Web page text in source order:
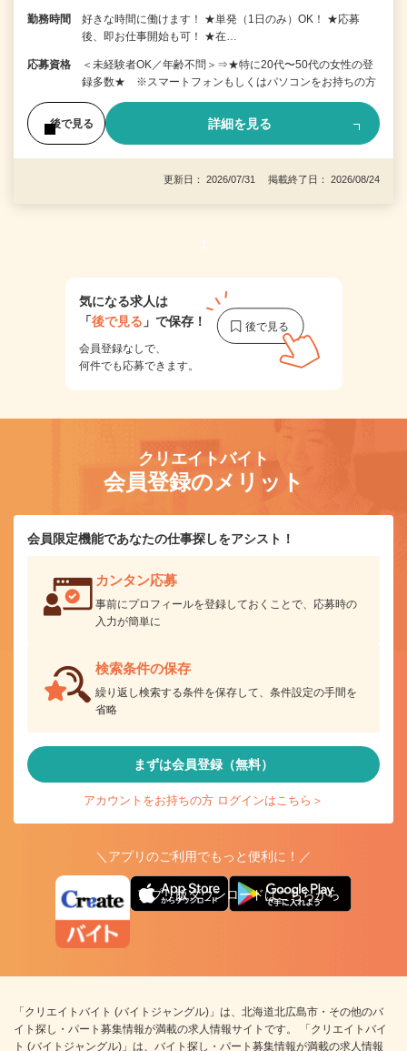
勤務時間
好きな時間に働けます！ ★単発（1日のみ）OK！ ★応募
後、即お仕事開始も可！ ★在…
応募資格
＜未経験者OK／年齢不問＞⇒★特に20代〜50代の女性の登
録多数★ ※スマートフォンもしくはパソコンをお持ちの方
後で見る 詳細を見る
更新日： 2026/07/31 掲載終了日： 2026/08/24
1
気になる求人は
「後で見る 」で保存！
会員登録なしで、
何件でも応募できます。
クリエイトバイト
会員登録のメリット
会員限定機能であなたの仕事探しをアシスト！
カンタン応募
事前にプロフィールを登録しておくことで、応募時の
入力が簡単に
検索条件の保存
繰り返し検索する条件を保存して、条件設定の手間を
省略
まずは会員登録（無料）
アカウントをお持ちの方 ログインはこちら＞
＼アプリのご利用でもっと便利に！／
アプリ版ダウンロードはこちらから
「クリエイトバイト (バイトジャングル)」は、北海道北広島市・その他のバ
イト探し・パート募集情報が満載の求人情報サイトです。 「クリエイトバイ
ト (バイトジャングル)」は、バイト探し・パート募集情報が満載の求人情報